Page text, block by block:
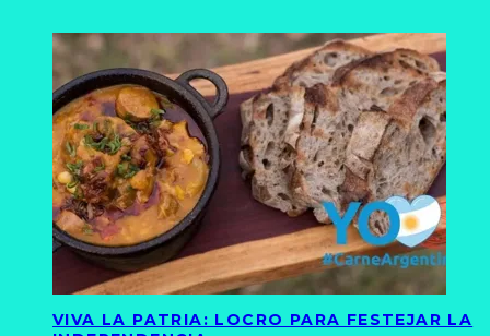
VIVA LA PATRIA: LOCRO PARA FESTEJAR LA